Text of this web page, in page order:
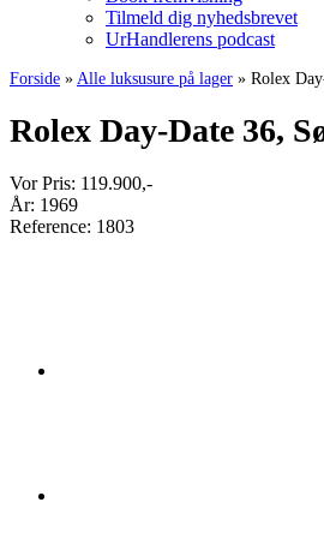
Tilmeld dig nyhedsbrevet
UrHandlerens podcast
Forside » Alle luksusure på lager » Rolex
Rolex Day-Date 36,
Vor Pris: 119.900,-
År: 1969
Reference: 1803